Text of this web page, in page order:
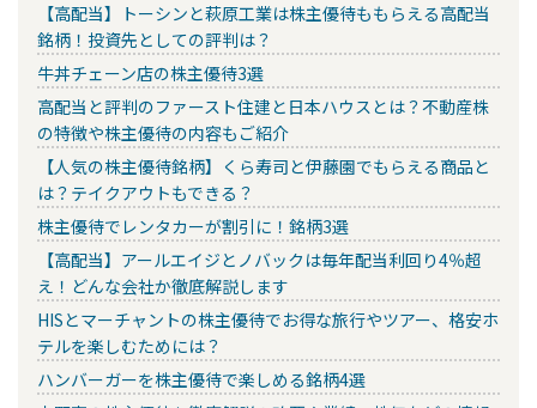
【高配当】トーシンと萩原工業は株主優待ももらえる高配当
銘柄！投資先としての評判は？
牛丼チェーン店の株主優待3選
高配当と評判のファースト住建と日本ハウスとは？不動産株
の特徴や株主優待の内容もご紹介
【人気の株主優待銘柄】くら寿司と伊藤園でもらえる商品と
は？テイクアウトもできる？
株主優待でレンタカーが割引に！銘柄3選
【高配当】アールエイジとノバックは毎年配当利回り4％超
え！どんな会社か徹底解説します
HISとマーチャントの株主優待でお得な旅行やツアー、格安ホ
テルを楽しむためには？
ハンバーガーを株主優待で楽しめる銘柄4選